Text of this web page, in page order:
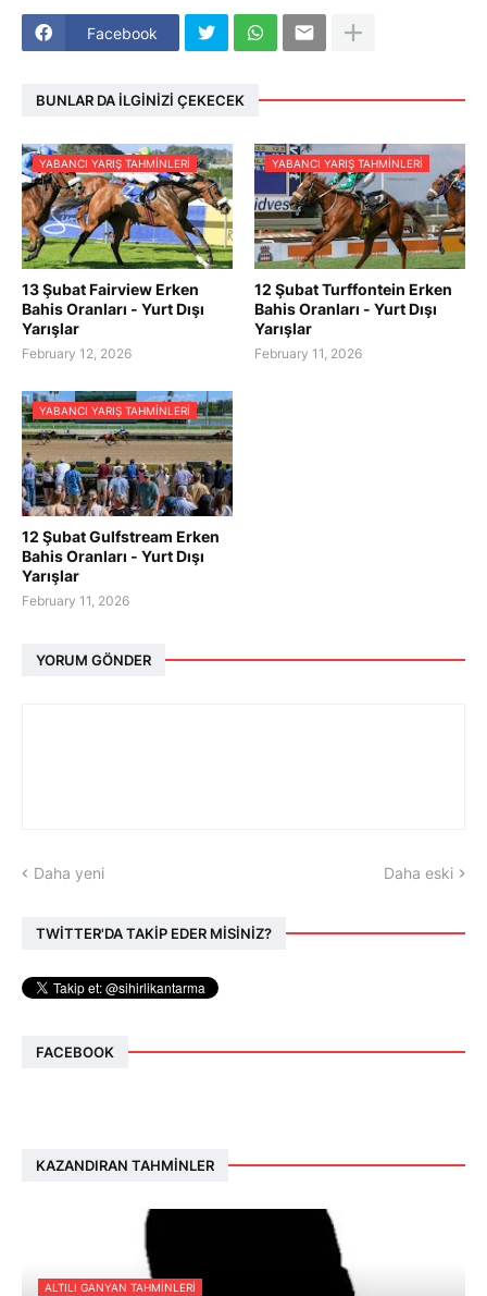
Facebook
BUNLAR DA İLGINIZI ÇEKECEK
YABANCI YARIŞ TAHMINLERI
13 Şubat Fairview Erken
Bahis Oranları - Yurt Dışı
Yarışlar
February 12, 2026
YABANCI YARIŞ TAHMINLERI
12 Şubat Turffontein Erken
Bahis Oranları - Yurt Dışı
Yarışlar
February 11, 2026
YABANCI YARIŞ TAHMINLERI
12 Şubat Gulfstream Erken
Bahis Oranları - Yurt Dışı
Yarışlar
February 11, 2026
YORUM GÖNDER
Daha yeni Daha eski
TWİTTER'DA TAKİP EDER MİSİNİZ?
FACEBOOK
KAZANDIRAN TAHMINLER
ALTILI GANYAN TAHMINLERI